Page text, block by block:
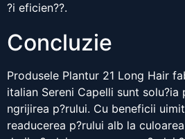
?i eficien??.
Concluzie
Produsele Plantur 21 Long Hair
italian Sereni Capelli sunt
ngrijirea p?rului. Cu beneficii
readucerea p?rului alb la